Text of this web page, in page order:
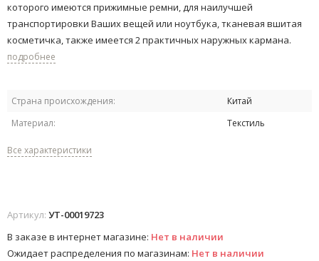
которого имеются прижимные ремни, для наилучшей
транспортировки Ваших вещей или ноутбука, тканевая вшитая
косметичка, также имеется 2 практичных наружных кармана.​
подробнее
Страна происхождения:
Китай
Материал:
Текстиль
Все характеристики
Артикул: УТ-00019723
В заказе в интернет магазине: Нет в наличии
Ожидает распределения по магазинам: Нет в наличии